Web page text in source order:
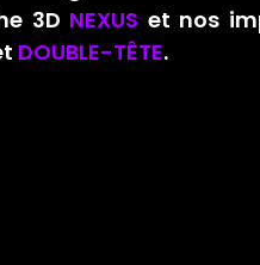
3D NEXUS
DOUBLE-TÊTE.